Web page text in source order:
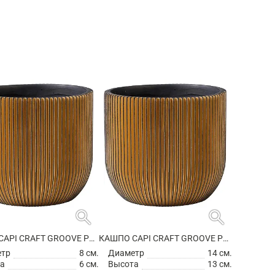
search
КАШПО CAPI CRAFT GROOVE PLANTER BALL BLACK GOLD
8 см.
6 см.
search
КАШПО CAPI CRAFT GROOVE PLANTER BALL BLACK GOLD
Диаметр
14 см.
Высота
13 см.